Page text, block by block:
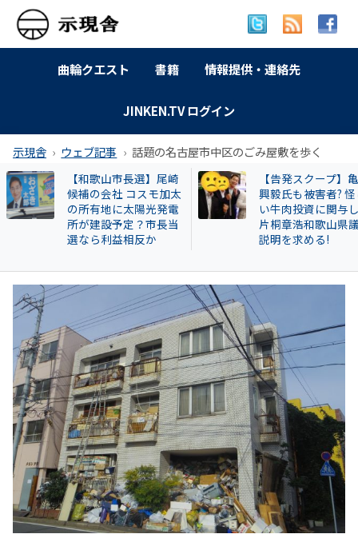
曲輪クエスト 書籍 情報提供・連絡先
JINKEN.TV ログイン
示現舎 ウェブ記事 話題の名古屋市中区のごみ屋敷を歩く
【告発スクープ】亀田
興毅氏も被害者? 怪し
い牛肉投資に関与した
片桐章浩和歌山県議に
説明を求める!
【岐南町】セクハ
動その後 議員全員
〝謎ルール〟導入
会は混乱！現町長
撃すると…